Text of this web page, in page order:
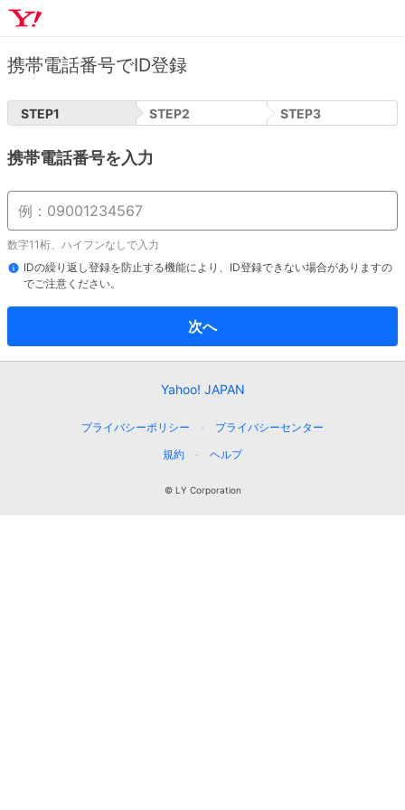
携帯電話番号でID登録
STEP1 STEP2 STEP3
携帯電話番号を入力
数字11桁、ハイフンなしで入力
IDの繰り返し登録を防止する機能により、ID登録できない場合がありますの
でご注意ください。
次へ
Yahoo! JAPAN
プライバシーポリシー
プライバシーセンター
規約
ヘルプ
© LY Corporation